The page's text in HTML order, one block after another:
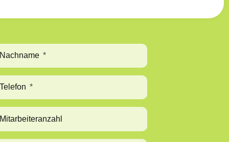
Nachname
Telefon